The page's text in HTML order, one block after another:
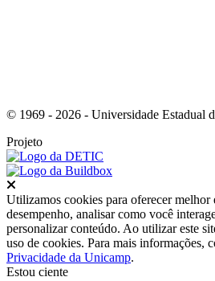
© 1969 - 2026 - Universidade Estadual
Projeto
Utilizamos cookies para oferecer melhor
desempenho, analisar como você
personalizar conteúdo. Ao utilizar este
uso de cookies. Para mais informações,
Privacidade da Unicamp.
Estou ciente